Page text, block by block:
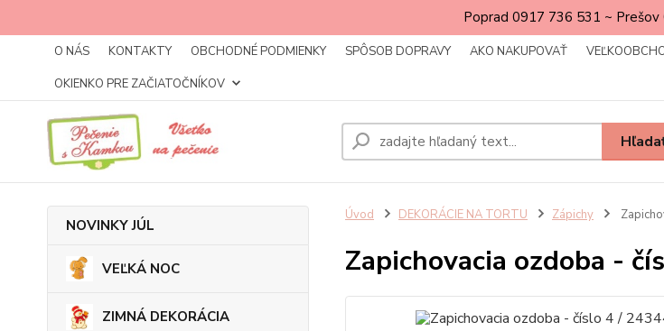
Poprad 0917 736 531 ~
O NÁS KONTAKTY OBCHODNÉ PODMIENKY SPÔSOB DOPRAVY AKO NAKUPOVAŤ
OKIENKO PRE ZAČIATOČNÍKOV
NOVINKY JÚL
VEĽKÁ NOC
ZIMNÁ DEKORÁCIA
Úvod DEKORÁCIE NA TORTU Zápichy
Zapichovacia ozdoba -